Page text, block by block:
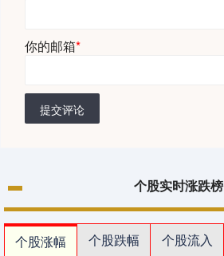
你的邮箱*
提交评论
个股实时涨跌榜
个股涨幅 个股跌幅 个股流入